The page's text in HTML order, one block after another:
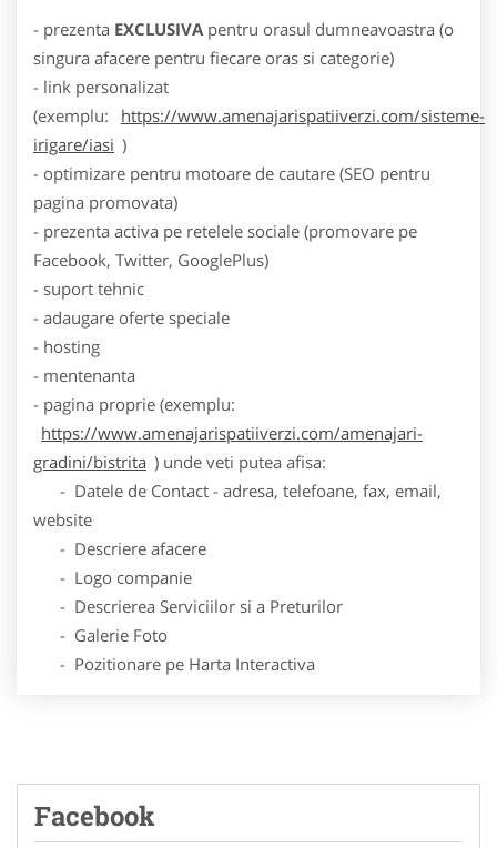
- prezenta EXCLUSIVA pentru orasul dumneavoastra (o
singura afacere pentru fiecare oras si categorie)
- link personalizat
(exemplu:
https://www.amenajarispatiiverzi.com/sisteme-
irigare/iasi )
- optimizare pentru motoare de cautare (SEO pentru
pagina promovata)
- prezenta activa pe retelele sociale (promovare pe
Facebook, Twitter, GooglePlus)
- suport tehnic
- adaugare oferte speciale
- hosting
- mentenanta
- pagina proprie (exemplu:
https://www.amenajarispatiiverzi.com/amenajari-
gradini/bistrita ) unde veti putea afisa:
- Datele de Contact - adresa, telefoane, fax, email,
website
- Descriere afacere
- Logo companie
- Descrierea Serviciilor si a Preturilor
- Galerie Foto
- Pozitionare pe Harta Interactiva
Facebook